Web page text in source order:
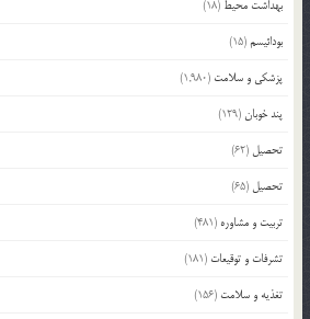
بهداشت محیط (18)
بودائیسم(15)
پزشکی و سلامت (1,980)
پند خوبان(129)
تحصیل (62)
تحصیل (65)
تربیت و مشاوره (481)
تشرفات و توقیعات (181)
تغذیه و سلامت (156)